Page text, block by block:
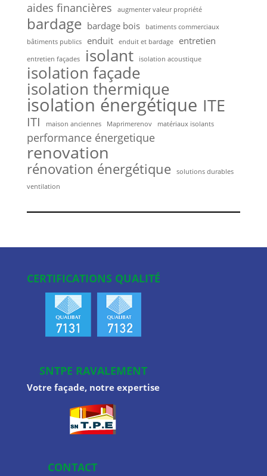
aides financières augmenter valeur propriété
bardage bardage bois
batiments commerciaux
bâtiments publics
enduit enduit et bardage entretien
entretien façades isolant isolation acoustique
isolation façade
isolation thermique
isolation énergétique ITE
ITI maison anciennes Maprimerenov matériaux isolants
performance énergetique
renovation
rénovation énergétique
solutions durables
ventilation
CERTIFICATIONS QUALITÉ
SNTPE RAVALEMENT
Votre façade, notre expertise
CONTACT